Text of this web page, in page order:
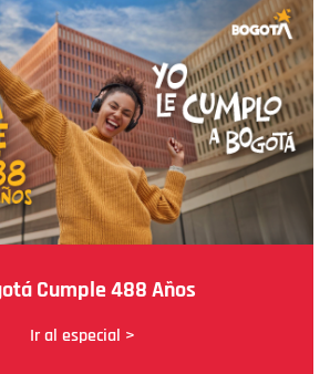
Cumple 488 Años
Ir al especial >